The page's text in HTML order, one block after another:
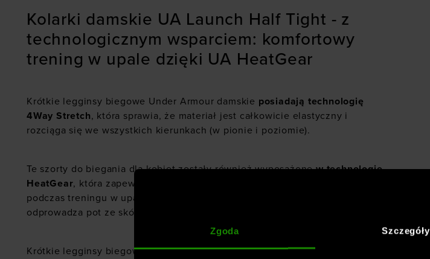
Zgoda Szczegóły
Kolarki damskie UA Launch Half Tight - z
technologicznym wsparciem: komfortowy
trening w upale dzięki UA HeatGear
Krótkie legginsy biegowe Under Armour damskie posiadają technologię
4Way Stretch, która sprawia, że materiał jest całkowicie elastyczny i
rozciąga się we wszystkich kierunkach (w pionie i poziomie).
Te szorty do biegania dla kobiet zostały również wyposażonew technologię
HeatGear, która zapewnia uczucie chłodu, suchości i lekkości nawet
podczas treningu w upale. Posiada system transportu wilgoci, który
odprowadza pot ze skóry, przyspieszając jego odparowanie.
Krótkie legginsy biegowe Under Armour damskie dziękiwykończeniu